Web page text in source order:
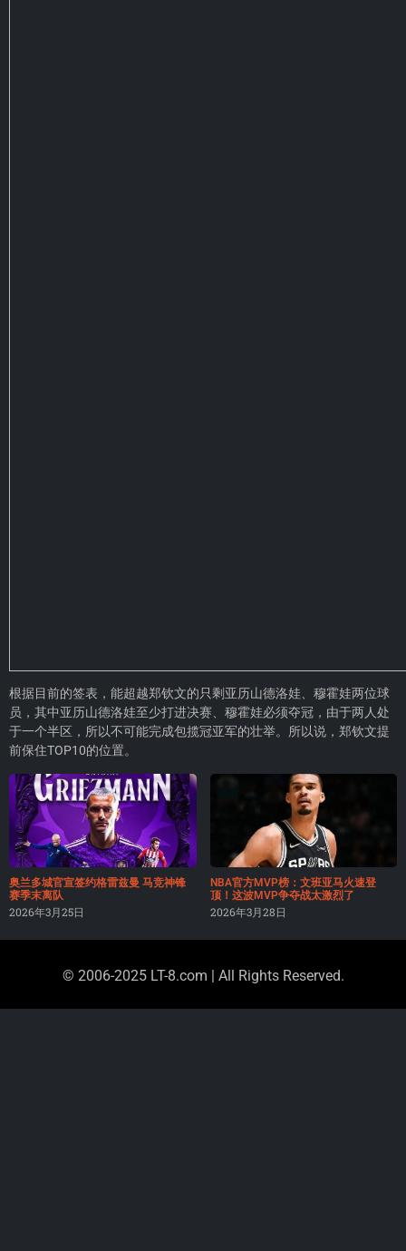
根据目前的签表，能超越郑钦文的只剩亚历山德洛娃、穆霍娃两位球
员，其中亚历山德洛娃至少打进决赛、穆霍娃必须夺冠，由于两人处
于一个半区，所以不可能完成包揽冠亚军的壮举。所以说，郑钦文提
前保住TOP10的位置。
奥兰多城官宣签约格雷兹曼 马竞神锋
赛季末离队
2026年3月25日
NBA官方MVP榜：文班亚马火速登
顶！这波MVP争夺战太激烈了
2026年3月28日
© 2006-2025 LT-8.com | All Rights Reserved.